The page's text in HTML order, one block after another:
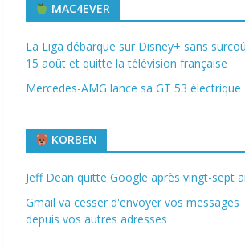
MAC4EVER
La Liga débarque sur Disney+ sans
15 août et quitte la télévision française
Mercedes-AMG lance sa GT 53 électrique
KORBEN
Jeff Dean quitte Google après vingt-sept
Gmail va cesser d'envoyer vos messages
depuis vos autres adresses